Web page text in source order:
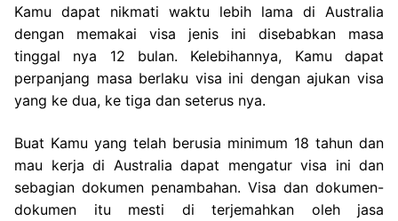
Kamu dapat nikmati waktu lebih lama di Australia
dengan memakai visa jenis ini disebabkan masa
tinggal nya 12 bulan. Kelebihannya, Kamu dapat
perpanjang masa berlaku visa ini dengan ajukan visa
yang ke dua, ke tiga dan seterus nya.
Buat Kamu yang telah berusia minimum 18 tahun dan
mau kerja di Australia dapat mengatur visa ini dan
sebagian dokumen penambahan. Visa dan dokumen-
dokumen itu mesti di terjemahkan oleh jasa